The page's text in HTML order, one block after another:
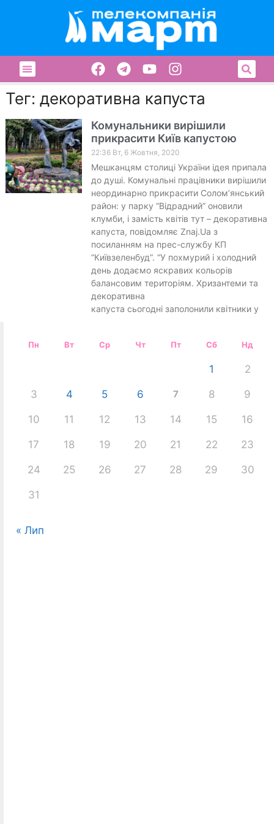
Тег: декоративна капуста
Комунальники вирішили
прикрасити Київ капустою
22:36 Вт, 6 Жовтня, 2020
Мешканцям столиці України ідея припала
до душі. Комунальні працівники вирішили
неординарно прикрасити Солом’янський
район: у парку “Відрадний” оновили
клумби, і замість квітів тут – декоративна
капуста, повідомляє Znaj.Ua з
посиланням на прес-службу КП
“Київзеленбуд”. “У похмурий і холодний
день додаємо яскравих кольорів
балансовим територіям. Хризантеми та
декоративна
капуста сьогодні заполонили квітники у
Пн Вт Ср Чт Пт Сб Нд
1 2
3 4 5 6 7 8 9
10 11 12 13 14 15 16
17 18 19 20 21 22 23
24 25 26 27 28 29 30
31
« Лип